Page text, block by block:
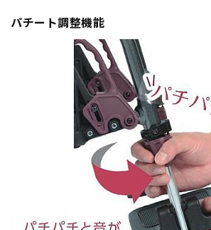
パチート調整機能